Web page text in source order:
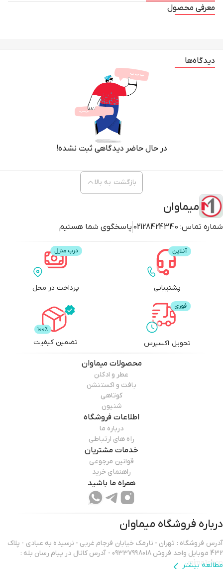
معرفی محصول
دیدگاه‌ها
در حال حاضر دیدگاهی ثبت نشده!
میماوان
شماره تماس: 02128424340 پاسخگوی شما هستیم
بازگشت به بالا
پشتیبانی پرداخت در محل
تحویل اکسپرس تضمین کیفیت
محصولاتمیماوان
عطر و ادکلن
بافت و اکستنشن
کوتاهی
شنیون
اطلاعات فروشگاه
درباره ما
راه های ارتباطی
خدمات مشتریان
قوانین مرجوعی
راهنمای خرید
همراه ما باشید
درباره فروشگاه میماوان
آدرس فروشگاه : تهران - نارمک خیابان فرجام غربی - نرسیده به عبادی - پلاک
432 موبایل واحد فروش 09337998018 - آدرس کانال در پیام رسان بله :
mima1shop
مطالعه بیشتر